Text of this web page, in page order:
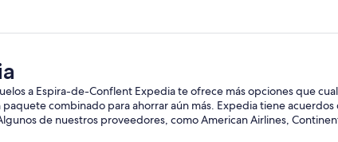
a Espira-de-Conflent Expedia te ofrece más opciones que
combinado para ahorrar aún más. Expedia tiene
de nuestros proveedores, como American Airlines,